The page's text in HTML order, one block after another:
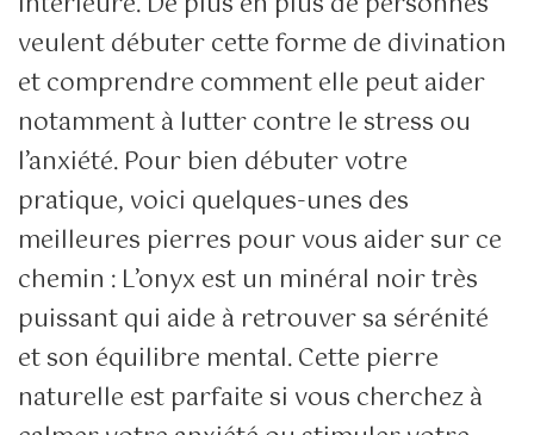
veulent débuter cette forme de divination
et comprendre comment elle peut aider
notamment à lutter contre le stress ou
l’anxiété. Pour bien débuter votre
pratique, voici quelques-unes des
meilleures pierres pour vous aider sur ce
chemin : L’onyx est un minéral noir très
puissant qui aide à retrouver sa sérénité
et son équilibre mental. Cette pierre
naturelle est parfaite si vous cherchez à